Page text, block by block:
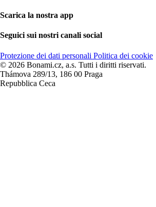
Scarica la nostra app
Seguici sui nostri canali social
Protezione dei dati personali Politica dei cookie
© 2026 Bonami.cz, a.s. Tutti i diritti riservati.
Thámova 289/13, 186 00 Praga
Repubblica Ceca